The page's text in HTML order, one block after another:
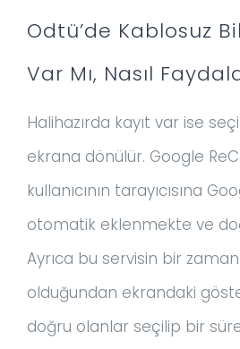
Odtü’de Kablosuz
Var Mı, Nasıl
Halihazırda kayıt var ise
ekrana dönülür. Google
kullanıcının tarayıcısına
otomatik eklenmekte ve
Ayrıca bu servisin bir zaman
olduğundan ekrandaki
doğru olanlar seçilip bir